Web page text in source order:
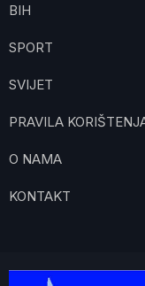
BIH
SPORT
SVIJET
PRAVILA
O NAMA
KONTAKT